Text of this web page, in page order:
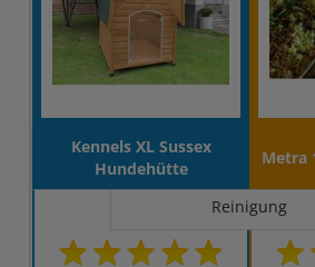
Kennels XL Sussex
Hundehütte
Metra
Reinigung